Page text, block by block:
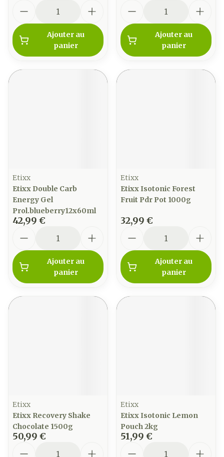
Ajouter au
panier
Ajouter au
panier
Etixx
Etixx Double Carb
Energy Gel
Prol.blueberry12x60ml
42,99 €
Ajouter au
panier
Etixx
Etixx Isotonic Forest
Fruit Pdr Pot 1000g
32,99 €
Ajouter au
panier
Etixx
Etixx Recovery Shake
Chocolate 1500g
50,99 €
Etixx
Etixx Isotonic Lemon
Pouch 2kg
51,99 €